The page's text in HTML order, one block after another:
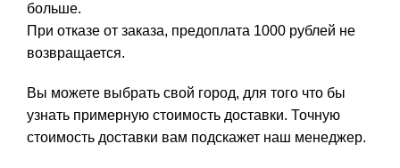
больше.
При отказе от заказа, предоплата 1000 рублей не
возвращается.
Вы можете выбрать свой город, для того что бы
узнать примерную стоимость доставки. Точную
стоимость доставки вам подскажет наш менеджер.